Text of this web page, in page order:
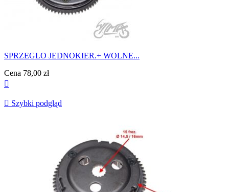
SPRZEGLO JEDNOKIER.+ WOLNE...
Cena 78,00 zł

 Szybki podgląd